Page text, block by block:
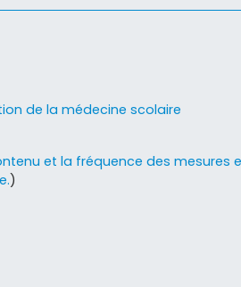
de la médecine scolaire
et la fréquence des mesures
)